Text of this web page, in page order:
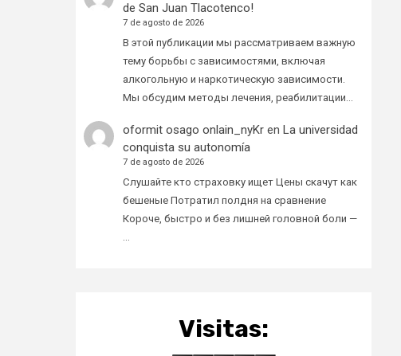
de San Juan Tlacotenco!
7 de agosto de 2026
В этой публикации мы рассматриваем важную
тему борьбы с зависимостями, включая
алкогольную и наркотическую зависимости.
Мы обсудим методы лечения, реабилитации…
oformit osago onlain_nyKren La universidad
conquista su autonomía
7 de agosto de 2026
Слушайте кто страховку ищет Цены скачут как
бешеные Потратил полдня на сравнение
Короче, быстро и без лишней головной боли —
…
Visitas: